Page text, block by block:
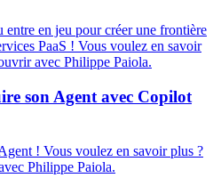
entre en jeu pour créer une frontière
PaaS ! Vous voulez en savoir
avec Philippe Paiola.
son Agent avec Copilot
! Vous voulez en savoir plus ?
Philippe Paiola.